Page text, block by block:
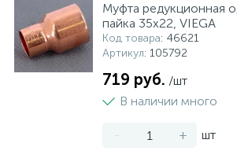
Муфта редукционная
пайка 35х22, VIEGA
Код товара: 46621
Артикул: 105792
719 руб. /шт
В наличии много
- + шт